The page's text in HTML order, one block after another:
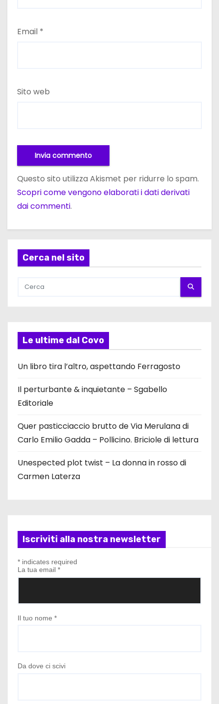
Email *
Sito web
Questo sito utilizza Akismet per ridurre lo spam.
Scopri come vengono elaborati i dati derivati
dai commenti.
Cerca nel sito
Le ultime dal Covo
Un libro tira l’altro, aspettando Ferragosto
Il perturbante & inquietante – Sgabello
Editoriale
Quer pasticciaccio brutto de Via Merulana di
Carlo Emilio Gadda – Pollicino. Briciole di lettura
Unespected plot twist – La donna in rosso di
Carmen Laterza
Iscriviti alla nostra newsletter
* indicates required
La tua email *
Il tuo nome *
Da dove ci scivi